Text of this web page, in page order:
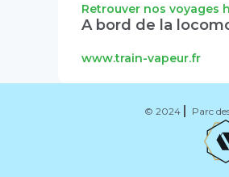
Retrouver nos voyages
A bord de la
www.train-vapeur.fr
© 2024 Parc